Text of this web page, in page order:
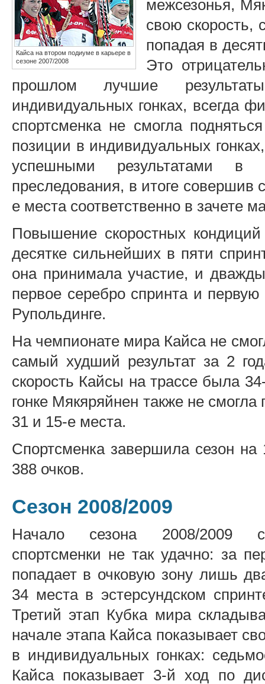
Кайса на втором подиуме в карьере в
сезоне 2007/2008
межсезонья,
свою скорость,
попадая в
Это
прошлом лучшие
индивидуальных гонках, всегда
спортсменка не смогла
позиции в индивидуальных
успешными результатами в
преследования, в итоге совершив
е места соответственно в зачете
Повышение скоростных
десятке сильнейших в пяти
она принимала участие, и
первое серебро спринта и
Рупольдинге.
На чемпионате мира Кайса не
самый худший результат за 2
скорость Кайсы на трассе была
гонке Мякяряйнен также не смогла
31 и 15-е места.
Спортсменка завершила сезон
388 очков.
Сезон 2008/2009
Начало сезона 2008/2009
спортсменки не так удачно: за
попадает в очковую зону лишь
34 места в эстерсундском
Третий этап Кубка мира
начале этапа Кайса показывает
в индивидуальных гонках:
Кайса показывает 3-й ход по